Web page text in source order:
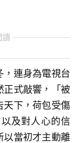
讀
，連身為電視台
正式敲響，「被
天下，荷包受傷
及對人心的信
以當初才主動離